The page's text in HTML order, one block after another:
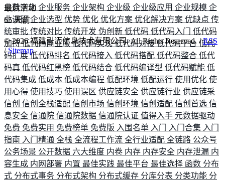
业数字化 企业服务 企业架构 企业级 企业级应用 企业规模 企
业调研企业选型 优势 优化 优化方案 优化解决方案 优缺点 传
统审批 传统对比 传统开发 伪创新 低代码 低代码入门 低代码
加持低代码商业版低代码实现低代码对接低代码平台 低代
码扩展低代码排名 低代码接入 低代码搭配 低代码整合 低代
码真 低代码红黑榜 低代码结合 低代码编译型 低代码赋能 低
代码集成 低成本 低成本编程 低配环境 低配运行 使用优化 使
用心得 使用技巧 使用误区 供应链安全 供应链行业 供应链采
信创 信创全栈适配 信创市场 信创环境 信创适配 信创首选 信
息安全 信通院 信通院数据 信通院认证 值得入手 元数据驱动
免费 免费实用 免费榜单 免费版 入围名单 入门 入门合集 入门
指南 入门精通 全栈 全流程工作流 全行业适配 全链路 公众号
公务场景 公开数据 六大维度 内卷 内存 内存安全 内存泄漏 内
容生成 内网部署 内置 最佳实践 最佳平台 最佳选择 函数 分布
式 分布式事务 分布式架构 分布式缓存 分库分表 分类功能 分
最后活动
65 天前
©2026福建引迈信息技术有限公司. All Rights Reserved. /RSS
/Sitemap